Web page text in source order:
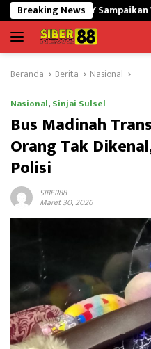
Langsung
ke
konten
Breaking News
Sampaikan Wasbang kepada
Beranda Berita Nasional
Nasional,Sinjai Sulsel
Bus Madinah
Orang Tak
Polisi
SIBER88
Maret 30, 2026